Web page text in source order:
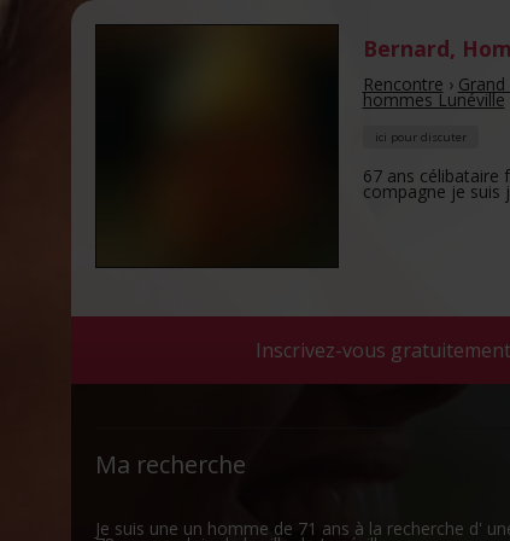
Bernard,
Rencontre › Grand
hommes Lunéville
ici pour discuter
67 ans célibataire
compagne je suis
Inscrivez-vous
Ma recherche
Je suis une un homme de 71 ans à la recherche d'